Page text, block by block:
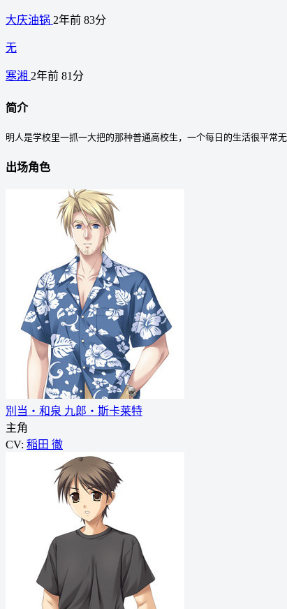
大庆油锅 2年前 83分
无
寒湘 2年前 81分
简介
明人是学校里一抓一大把的那种普通高校生，一个每日的生活很平
出场角色
別当・和泉 九郎・斯卡莱特
主角
CV: 稲田 徹